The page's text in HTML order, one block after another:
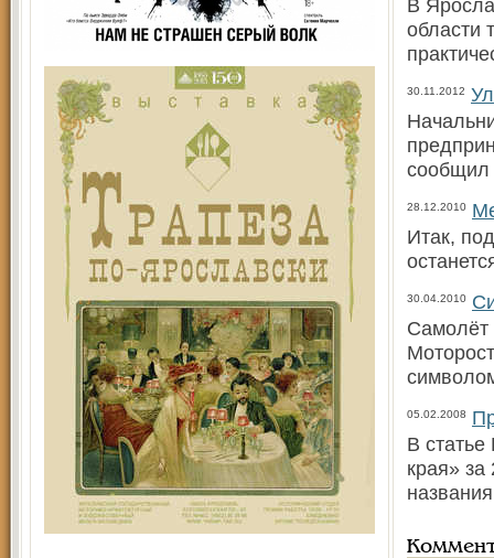
В
области
30.11.2012
сообщил
28.12.2010
Итак,
30.04.2010
Самолёт
05.02.2008
В
края» за